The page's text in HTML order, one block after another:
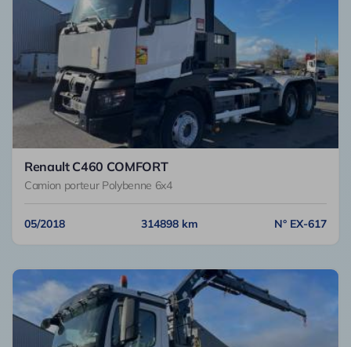
Renault C460 COMFORT
Camion porteur Polybenne 6x4
05/2018 314898 km N° EX-617